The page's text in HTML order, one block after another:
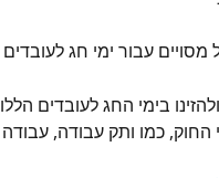
עבור ימי חג
בימי החג לעובדים
כמו ותק עבודה, עבודה